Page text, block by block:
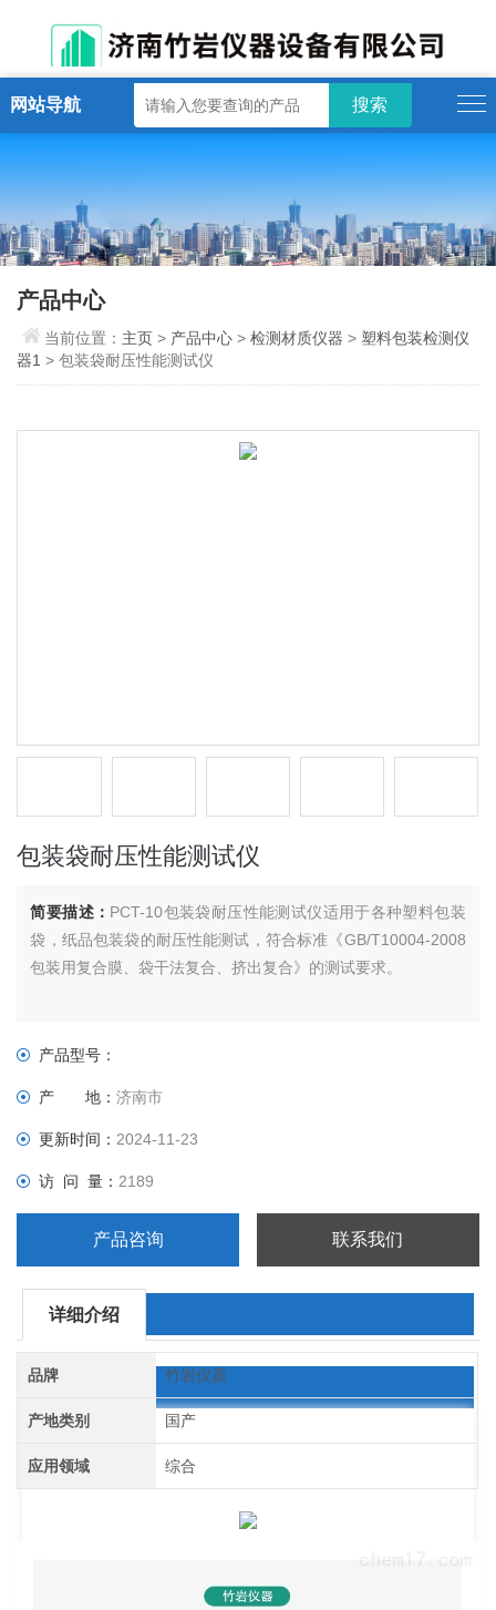
网站导航
产品中心
当前位置： 主页> 产品中心 >检测材质仪器 > 塑料包装检测仪
器1 > 包装袋耐压性能测试仪
包装袋耐压性能测试仪
简要描述： PCT-10包装袋耐压性能测试仪适用于各种塑料包装
袋，纸品包装袋的耐压性能测试，符合标准《GB/T10004-2008
包装用复合膜、袋干法复合、挤出复合》的测试要求。
产品型号：
产 地：济南市
更新时间：2024-11-23
访 问 量：2189
产品咨询 联系我们
详细介绍
品牌 竹岩仪器
产地类别 国产
应用领域 综合